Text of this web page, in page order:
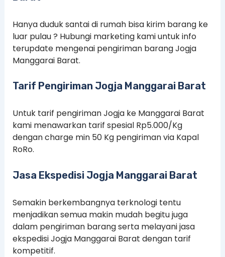
Hanya duduk santai di rumah bisa kirim barang ke
luar pulau ? Hubungi marketing kami untuk info
terupdate mengenai pengiriman barang Jogja
Manggarai Barat.
Tarif Pengiriman Jogja Manggarai Barat
Untuk tarif pengiriman Jogja ke Manggarai Barat
kami menawarkan tarif spesial Rp5.000/Kg
dengan charge min 50 Kg pengiriman via Kapal
RoRo.
Jasa Ekspedisi Jogja Manggarai Barat
Semakin berkembangnya terknologi tentu
menjadikan semua makin mudah begitu juga
dalam pengiriman barang serta melayani jasa
ekspedisi Jogja Manggarai Barat dengan tarif
kompetitif.